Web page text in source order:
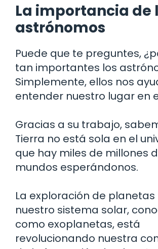
La importancia de
astrónomos
Puede que te preguntes,
tan importantes los
Simplemente, ellos nos
entender nuestro lugar en
Gracias a su trabajo,
Tierra no está sola en el
que hay miles de millones
mundos esperándonos.
La exploración de
nuestro sistema solar,
como exoplanetas, está
revolucionando nuestra